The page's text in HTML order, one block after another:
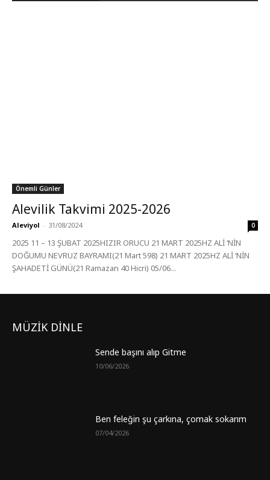
Önemli Günler
Alevilik Takvimi 2025-2026
Aleviyol - 31/08/2024 0
2025 11 – 13 ŞUBAT 2025HIZIR ORUCU 21 MART 2025HZ ALİ ‘NİN
DOĞUMU NEVRUZ BAYRAMI(21 Mart 598) 21 MART 2025HZ ALİ ‘NİN
ŞAHADETİ GÜNÜ(21 Ramazan 40 Hicri) 05/06...
MÜZİK DİNLE
Sende başını alıp Gitme
10/06/2026
Ben feleğin şu çarkına, çomak sokarım
07/04/2026